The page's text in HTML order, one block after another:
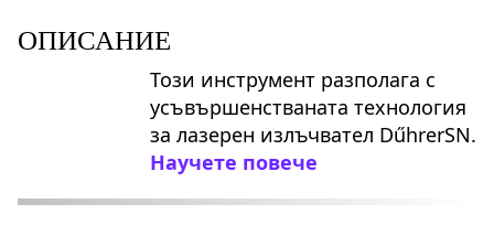
ОПИСАНИЕ
Този инструмент разполага с
усъвършенстваната технология
за лазерен излъчвател DűhrerSN.
Научете повече